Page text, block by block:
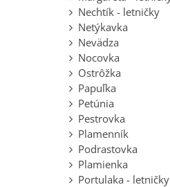
Nechtík - letničky
Netýkavka
Nevädza
Nocovka
Ostrôžka
Papuľka
Petúnia
Pestrovka
Plamenník
Podrastovka
Plamienka
Portulaka - letničky